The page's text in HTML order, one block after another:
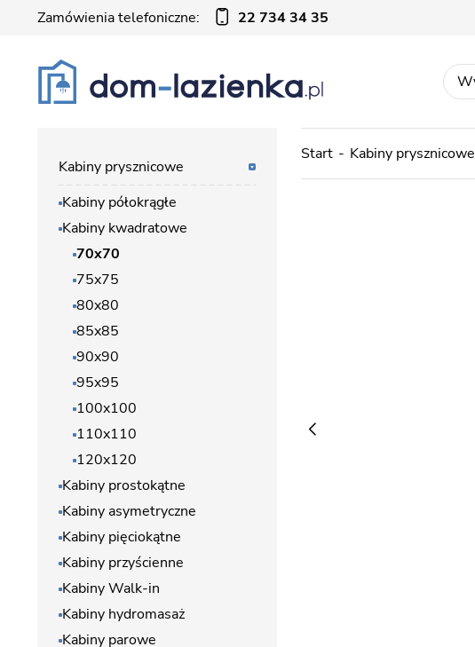
Zamówienia telefoniczne: 22 734 34 35
Start Kabiny prysznicowe
Kabiny prysznicowe
Kabiny półokrągłe
Kabiny kwadratowe
70x70
75x75
80x80
85x85
90x90
95x95
100x100
110x110
120x120
Kabiny prostokątne
Kabiny asymetryczne
Kabiny pięciokątne
Kabiny przyścienne
Kabiny Walk-in
Kabiny hydromasaż
Kabiny parowe